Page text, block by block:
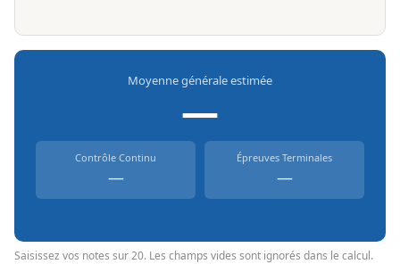
Moyenne générale estimée
—
Contrôle Continu
—
Épreuves Terminales
—
Saisissez vos notes sur 20. Les champs vides sont ignorés dans le calcul.